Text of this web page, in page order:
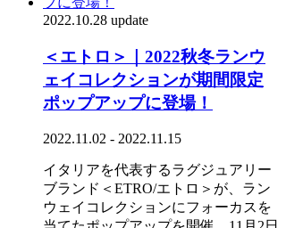
2022.10.28 update
＜エトロ＞｜2022秋冬ランウ
ェイコレクションが期間限定
ポップアップに登場！
2022.11.02 - 2022.11.15
イタリアを代表するラグジュアリー
ブランド＜ETRO/エトロ＞が、ラン
ウェイコレクションにフォーカスを